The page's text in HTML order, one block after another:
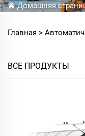
Домашняя
Главная >
ВСЕ ПРОДУКТЫ